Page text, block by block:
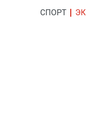
СПОРТ